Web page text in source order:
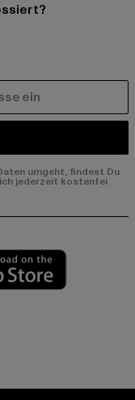
umgeht, findest Du
jederzeit kostenfei